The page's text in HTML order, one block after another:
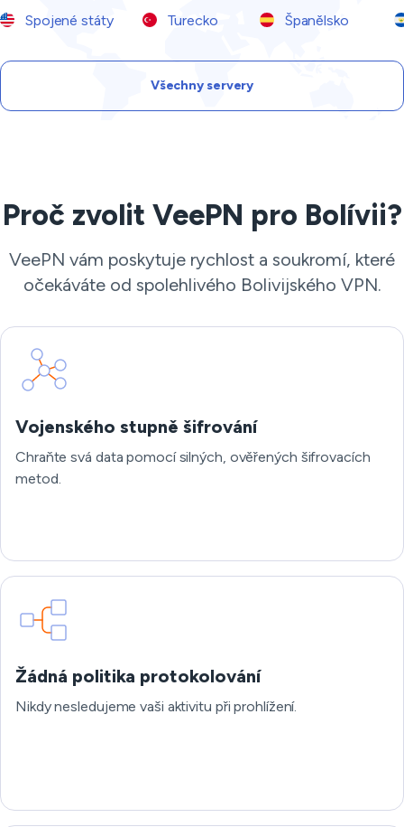
Spojené státy Turecko Španělsko
Všechny servery
Proč zvolit VeePN pro Bolívii?
VeePN vám poskytuje rychlost a soukromí, které
očekáváte od spolehlivého Bolivijského VPN.
Vojenského stupně šifrování
Chraňte svá data pomocí silných, ověřených šifrovacích
metod.
Žádná politika protokolování
Nikdy nesledujeme vaši aktivitu při prohlížení.